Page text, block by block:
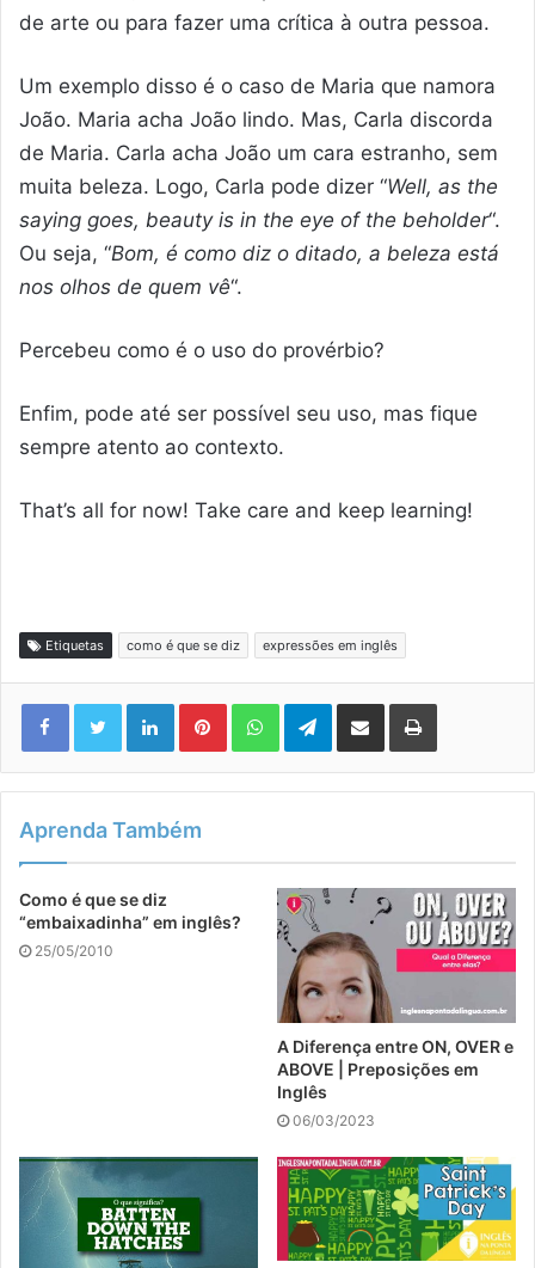
de arte ou para fazer uma crítica à outra pessoa.
Um exemplo disso é o caso de Maria que namora
João. Maria acha João lindo. Mas, Carla discorda
de Maria. Carla acha João um cara estranho, sem
muita beleza. Logo, Carla pode dizer “Well, as the
saying goes, beauty is in the eye of the beholder“.
Ou seja, “Bom, é como diz o ditado, a beleza está
nos olhos de quem vê“.
Percebeu como é o uso do provérbio?
Enfim, pode até ser possível seu uso, mas fique
sempre atento ao contexto.
That’s all for now! Take care and keep learning!
Etiquetas como é que se diz expressões em inglês
LinkedinPinterestWhatsAppTelegram
Compartilhar via e-mail Imprimir
Aprenda Também
Como é que se diz
“embaixadinha” em inglês?
25/05/2010
A Diferença entre ON, OVER e
ABOVE | Preposições em
Inglês
06/03/2023